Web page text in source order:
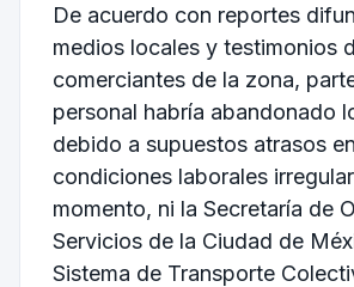
De acuerdo con reportes
medios locales y testimonios
comerciantes de la zona,
personal habría abandonado
debido a supuestos atrasos
condiciones laborales
momento, ni la Secretaría de
Servicios de la Ciudad de
Sistema de Transporte